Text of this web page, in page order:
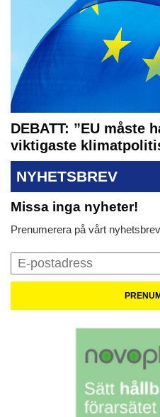
DEBATT: ”EU måste
viktigaste
NYHETSBREV
Missa inga nyheter!
Prenumerera på vårt